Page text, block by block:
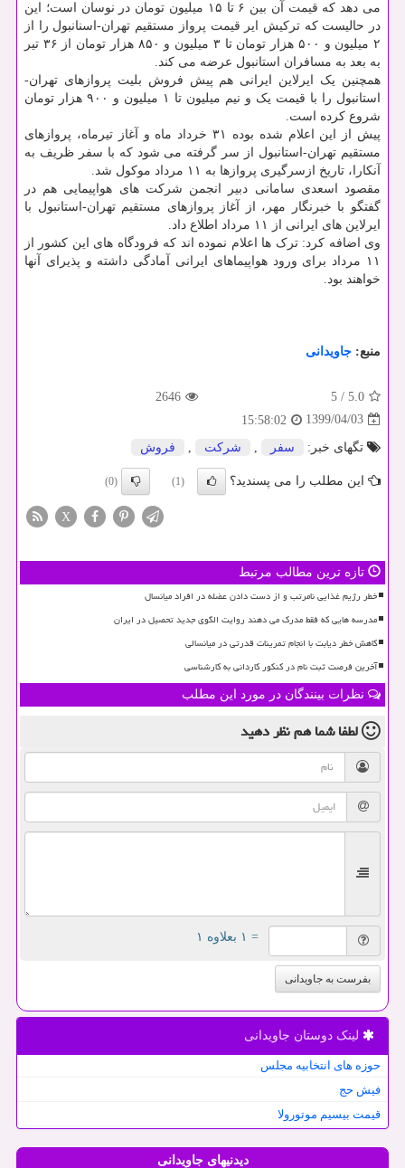
می دهد که قیمت آن بین ۶ تا ۱۵ میلیون تومان در نوسان است؛ این
در حالیست که ترکیش ایر قیمت پرواز مستقیم تهران-اسنانبول را از
۲ میلیون و ۵۰۰ هزار تومان تا ۳ میلیون و ۸۵۰ هزار تومان از ۳۶ تیر
به بعد به مسافران استانبول عرضه می کند.
همچنین یک ایرلاین ایرانی هم پیش فروش بلیت پروازهای تهران-
استانبول را با قیمت یک و نیم میلیون تا ۱ میلیون و ۹۰۰ هزار تومان
شروع کرده است.
پیش از این اعلام شده بوده ۳۱ خرداد ماه و آغاز تیرماه، پروازهای
مستقیم تهران-استانبول از سر گرفته می شود که با سفر ظریف به
آنکارا، تاریخ ازسرگیری پروازها به ۱۱ مرداد موکول شد.
مقصود اسعدی سامانی دبیر انجمن شرکت های هواپیمایی هم در
گفتگو با خبرنگار مهر، از آغاز پروازهای مستقیم تهران-استانبول با
ایرلاین های ایرانی از ۱۱ مرداد اطلاع داد.
وی اضافه کرد: ترک ها اعلام نموده اند که فرودگاه های این کشور از
۱۱ مرداد برای ورود هواپیماهای ایرانی آمادگی داشته و پذیرای آنها
خواهند بود.
منبع: جاویدانی
5.0
/
5
2646
1399/04/03
15:58:02
تگهای خبر:
سفر شركت فروش
این مطلب را می پسندید؟ (1)
(0)
X
تازه ترین مطالب مرتبط
خطر رژیم غذایی نامرتب و از دست دادن عضله در افراد میانسال
مدرسه هایی که فقط مدرک می دهند روایت الگوی جدید تحصیل در ایران
کاهش خطر دیابت با انجام تمرینات قدرتی در میانسالی
آخرین فرصت ثبت نام در کنکور کاردانی به کارشناسی
نظرات بینندگان در مورد این مطلب
لطفا شما همنظر دهید
= ۱ بعلاوه ۱
بفرست به جاویدانی
لینک دوستان جاویدانی
حوزه های انتخابیه مجلس
فیش حج
قیمت بیسیم موتورولا
دیدنیهای جاویدانی